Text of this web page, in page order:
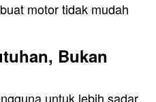
motor tidak mudah
Bukan
untuk lebih sadar